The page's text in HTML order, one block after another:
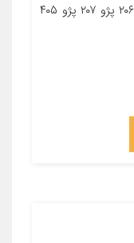
جنس ویسکوز مناسب برای خودرو پژو ۲۰۶ پژو ۲۰۷ پژو ۴۰۵